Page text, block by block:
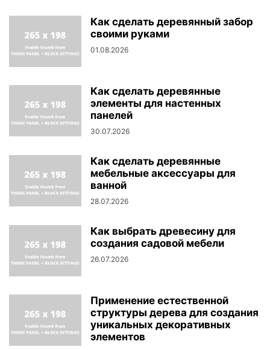
Как сделать деревянный забор
своими руками
01.08.2026
Как сделать деревянные
элементы для настенных
панелей
30.07.2026
Как сделать деревянные
мебельные аксессуары для
ванной
28.07.2026
Как выбрать древесину для
создания садовой мебели
26.07.2026
Применение естественной
структуры дерева для создания
уникальных декоративных
элементов